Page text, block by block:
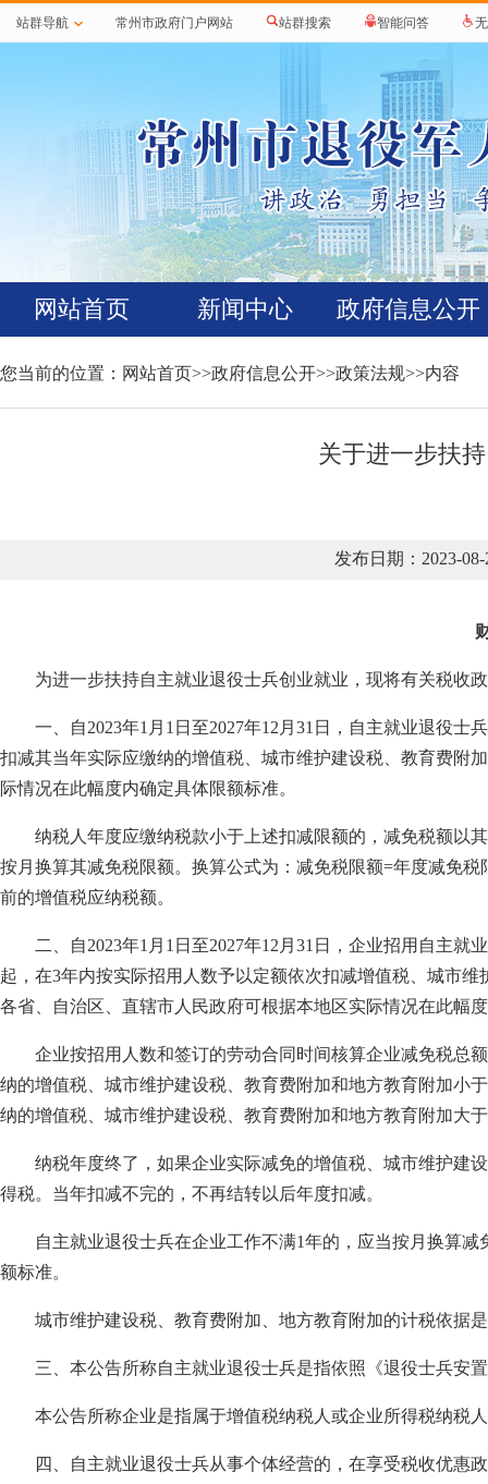
站群导航 常州市政府门户网站 站群搜索 智能问答
网站首页 新闻中心 政府信息公开
您当前的位置： 网站首页>>政府信息公开>>政策法规>>内容
关于进一步扶
发布日期：2023-
为进一步扶持自主就业退役士兵创业就业，现将有关税收
一、自2023年1月1日至2027年12月31日，自主就业退役
扣减其当年实际应缴纳的增值税、城市维护建设税、教育费附
际情况在此幅度内确定具体限额标准。
纳税人年度应缴纳税款小于上述扣减限额的，减免税额以
按月换算其减免税限额。换算公式为：减免税限额=年度减免
前的增值税应纳税额。
二、自2023年1月1日至2027年12月31日，企业招用自主
起，在3年内按实际招用人数予以定额依次扣减增值税、城市
各省、自治区、直辖市人民政府可根据本地区实际情况在此幅
企业按招用人数和签订的劳动合同时间核算企业减免税总
纳的增值税、城市维护建设税、教育费附加和地方教育附加小
纳的增值税、城市维护建设税、教育费附加和地方教育附加大
纳税年度终了，如果企业实际减免的增值税、城市维护建
得税。当年扣减不完的，不再结转以后年度扣减。
自主就业退役士兵在企业工作不满1年的，应当按月换算
额标准。
城市维护建设税、教育费附加、地方教育附加的计税依据
三、本公告所称自主就业退役士兵是指依照《退役士兵安
本公告所称企业是指属于增值税纳税人或企业所得税纳税
四、自主就业退役士兵从事个体经营的，在享受税收优惠